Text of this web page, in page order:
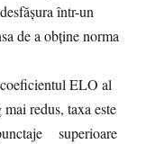
într-un
de a obține norma
ELO al
redus, taxa este
superioare